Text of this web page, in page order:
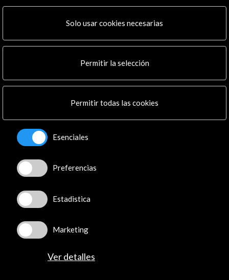
Programa PICE
Residencias
Multimedia
Boletín digital
Conecta
X (Twitter)
Instagram
LinkedIn
Youtube
Spotify
Flickr
TikTok
Solo usar cookies necesarias
Permitir la selección
Permitir todas las cookies
Esenciales
Preferencias
Estadistica
Marketing
Ver detalles